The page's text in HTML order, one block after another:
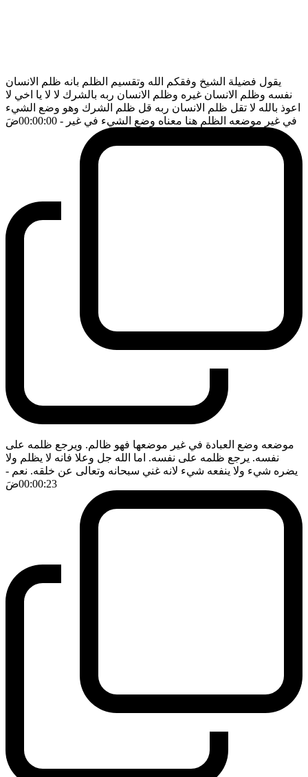
يقول فضيلة الشيخ وفقكم الله وتقسيم الظلم بانه ظلم الانسان
نفسه وظلم الانسان غيره وظلم الانسان ربه بالشرك لا لا يا اخي لا
اعوذ بالله لا تقل ظلم الانسان ربه قل ظلم الشرك وهو وضع الشيء
في غير موضعه الظلم هنا معناه وضع الشيء في غير - 00:00:00 ضَ
موضعه وضع العبادة في غير موضعها فهو ظالم. ويرجع ظلمه على
نفسه. يرجع ظلمه على نفسه. اما الله جل وعلا فانه لا يظلم ولا
يضره شيء ولا ينفعه شيء لانه غني سبحانه وتعالى عن خلقه. نعم -
00:00:23ضَ